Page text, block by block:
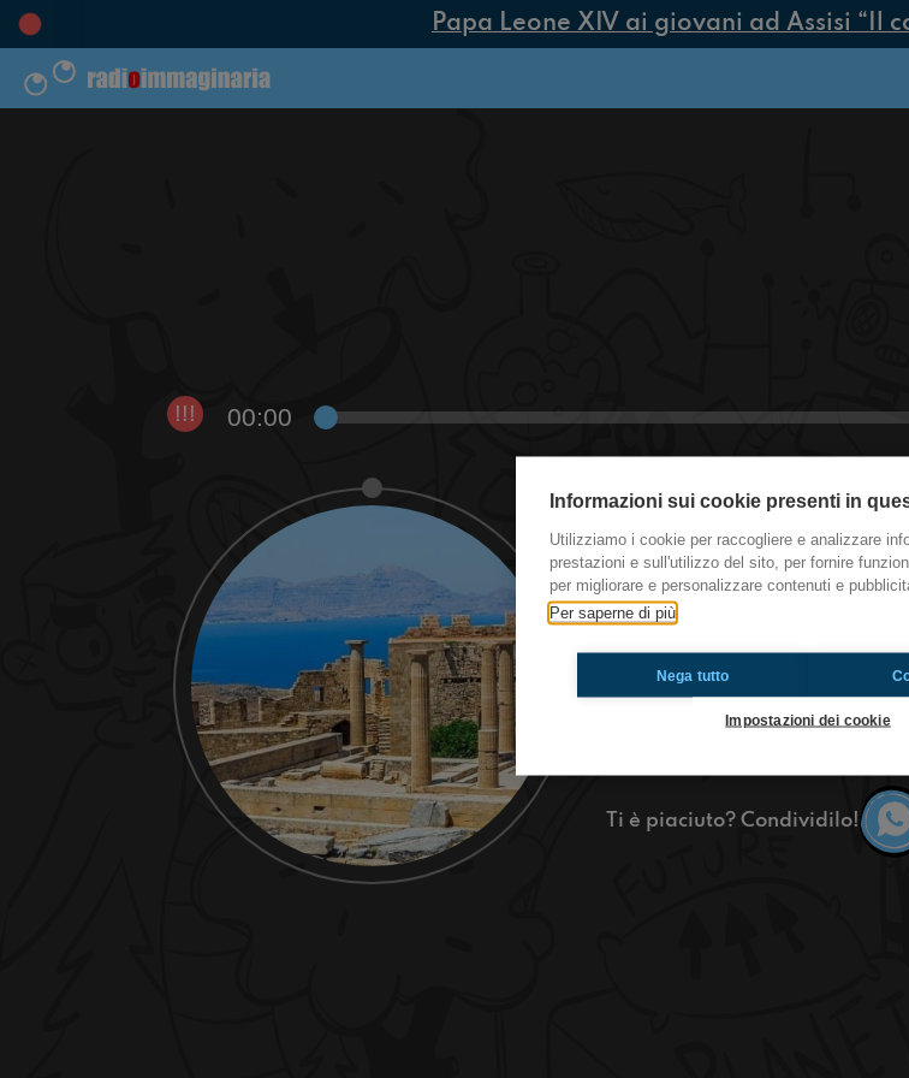
Papa Leone XIV ai giovani ad Assisi “Il
!!! 00:00
#CasaGialla Le
Bella a tutti ragazzi! Oggi vi
dei consigli per una vacanza
https://
Casa Gialla
Ti è piaciuto? Condividilo!
Informazioni sui cookie presenti in
Utilizziamo i cookie per raccogliere e analizzare
prestazioni e sull'utilizzo del sito, per fornire
per migliorare e personalizzare contenuti e
Per saperne di più
Nega tutto
Impostazioni dei cookie